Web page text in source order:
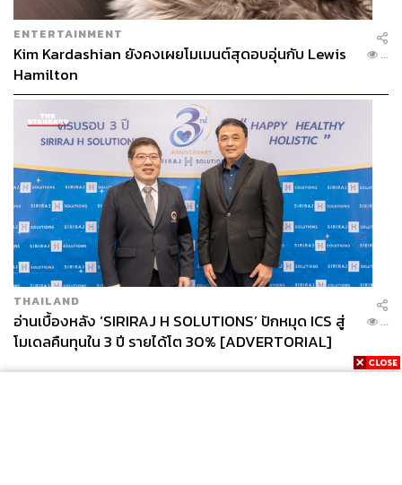
ภาพ:CHANEL
TAGS: Fashion Cruise Collection 2025/26 Chanel
ENTERTAINMENT
Kim Kardashian ยังคงเผยโมเมนต์สุดอบอุ่นกับ Lewis
Hamilton
...
THAILAND
อ่านเบื้องหลัง ‘SIRIRAJ H SOLUTIONS’ ปักหมุด ICS สู่
โมเดลคืนทุนใน 3 ปี รายได้โต 30% [ADVERTORIAL]
...